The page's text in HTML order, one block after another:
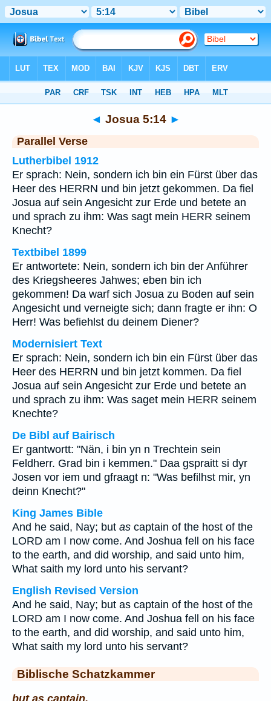
◄ Josua 5:14 ►
Parallel Verse
Lutherbibel 1912
Er sprach: Nein, sondern ich bin ein Fürst über das
Heer des HERRN und bin jetzt gekommen. Da fiel
Josua auf sein Angesicht zur Erde und betete an
und sprach zu ihm: Was sagt mein HERR seinem
Knecht?
Textbibel 1899
Er antwortete: Nein, sondern ich bin der Anführer
des Kriegsheeres Jahwes; eben bin ich
gekommen! Da warf sich Josua zu Boden auf sein
Angesicht und verneigte sich; dann fragte er ihn: O
Herr! Was befiehlst du deinem Diener?
Modernisiert Text
Er sprach: Nein, sondern ich bin ein Fürst über das
Heer des HERRN und bin jetzt kommen. Da fiel
Josua auf sein Angesicht zur Erde und betete an
und sprach zu ihm: Was saget mein HERR seinem
Knechte?
De Bibl auf Bairisch
Er gantwortt: "Nän, i bin yn n Trechtein sein
Feldherr. Grad bin i kemmen." Daa gspraitt si dyr
Josen vor iem und gfraagt n: "Was befilhst mir, yn
deinn Knecht?"
King James Bible
And he said, Nay; but as captain of the host of the
LORD am I now come. And Joshua fell on his face
to the earth, and did worship, and said unto him,
What saith my lord unto his servant?
English Revised Version
And he said, Nay; but as captain of the host of the
LORD am I now come. And Joshua fell on his face
to the earth, and did worship, and said unto him,
What saith my lord unto his servant?
Biblische Schatzkammer
but as captain.